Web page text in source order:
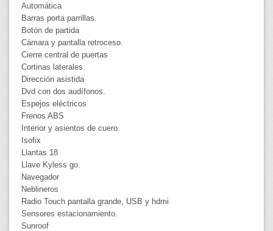
Automática
Barras porta parrillas.
Botón de partida
Cámara y pantalla retroceso.
Cierre central de puertas
Cortinas laterales.
Dirección asistida
Dvd con dos audífonos.
Espejos eléctricos
Frenos ABS
Interior y asientos de cuero.
Isofix
Llantas 18
Llave Kyless go.
Navegador
Neblineros
Radio Touch pantalla grande, USB y hdmi
Sensores estacionamiento.
Sunroof